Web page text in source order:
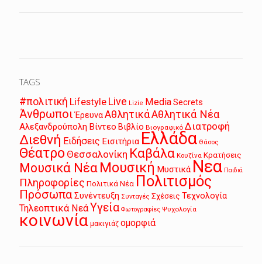
TAGS
#πολιτική Lifestyle Live Lizie MediaSecrets
Άνθρωποι ΈρευναΑθλητικάΑθλητικά Νέα
Αλεξανδρούπολη Βίντεο Βιβλίο Βιογραφικό Διατροφή
Διεθνή Ειδήσεις Εισιτήρια Ελλάδα Θάσος
Θέατρο Θεσσαλονίκη Καβάλα Κουζίνα Κρατήσεις
Μουσικά Νέα Μουσική Μυστικά Νεα Παιδιά
Πληροφορίες Πολιτικά Νέα Πολιτισμός
ΠρόσωπαΣυνέντευξη Συνταγές Σχέσεις Τεχνολογία
Τηλεοπτικά ΝεάΥγεία Φωτογραφίες Ψυχολογία
κοινωνία μακιγιάζ ομορφιά